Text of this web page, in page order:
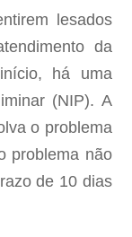
lesados
da
há uma
(NIP). A
o problema
problema não
de 10 dias